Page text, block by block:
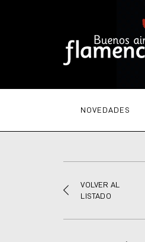
NOVEDADES
VOLVER AL
LISTADO